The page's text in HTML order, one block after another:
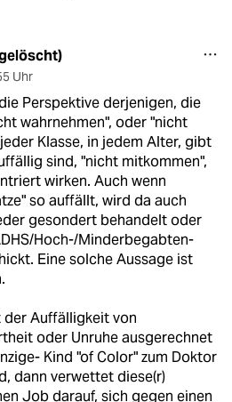
Uhr
Perspektive derjenigen, die
wahrnehmen", oder "nicht
Klasse, in jedem Alter, gibt
sind, "nicht mitkommen",
wirken. Auch wenn
so auffällt, wird da auch
gesondert behandelt oder
Hoch-/Minderbegabten-
Eine solche Aussage ist
der Auffälligkeit von
oder Unruhe ausgerechnet
Kind "of Color" zum Doktor
dann verwettet diese(r)
Job darauf, sich gegen einen